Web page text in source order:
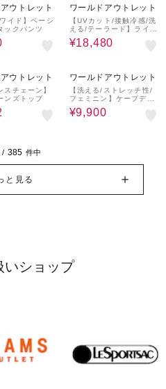
ウトレット
イド】ベーシ
ックパンツ
ワールドアウトレット
【UVカット/接触冷感/洗
える/テーラード】ライト
ウェイト ハーフスリーブ
ジャケット
¥18,480
ウトレット
スチェーン】
ンズトップ
ワールドアウトレット
【洗える/ストレッチ性/
フェミニン】ケープデザ
インブラウス
¥9,900
/ 385 件中
と見る
いショップ